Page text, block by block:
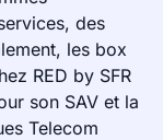
des
les box
RED by SFR
son SAV et la
Telecom